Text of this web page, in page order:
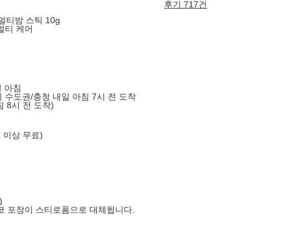
후기 717건
티밤 스틱 10g
티 케어
아침
수도권/충청 내일 아침 7시 전 도착
8시 전 도착)
이상 무료)
포장이 스티로폼으로 대체됩니다.